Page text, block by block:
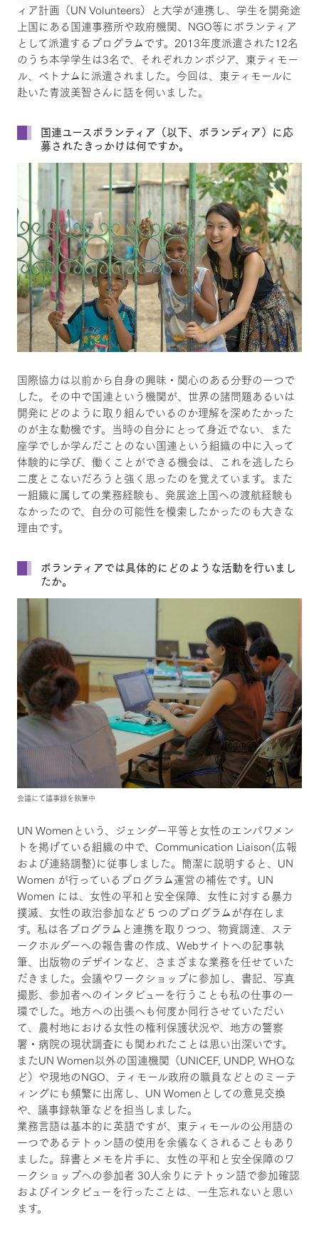
ィア計画（UN Volunteers）と大学が連携し、学生を開発途
上国にある国連事務所や政府機関、NGO等にボランティア
として派遣するプログラムです。2013年度派遣された12名
のうち本学学生は3名で、それぞれカンボジア、東ティモー
ル、ベトナムに派遣されました。今回は、東ティモールに
赴いた青波美智さんに話を伺いました。
国連ユースボランティア（以下、ボランディア）に応
募されたきっかけは何ですか。
国際協力は以前から自身の興味・関心のある分野の一つで
した。その中で国連という機関が、世界の諸問題あるいは
開発にどのように取り組んでいるのか理解を深めたかった
のが主な動機です。当時の自分にとって身近でない、また
座学でしか学んだことのない国連という組織の中に入って
体験的に学び、働くことができる機会は、これを逃したら
二度とこないだろうと強く思ったのを覚えています。また
一組織に属しての業務経験も、発展途上国への渡航経験も
なかったので、自分の可能性を模索したかったのも大きな
理由です。
ボランティアでは具体的にどのような活動を行いまし
たか。
会議にて議事録を執筆中
UN Womenという、ジェンダー平等と女性のエンパワメン
トを掲げている組織の中で、Communication Liaison(広報
および連絡調整)に従事しました。簡潔に説明すると、UN
Women が行っているプログラム運営の補佐です。UN
Women には、女性の平和と安全保障、女性に対する暴力
撲滅、女性の政治参加など 5 つのプログラムが存在しま
す。私は各プログラムと連携を取りつつ、物資調達、ステ
ークホルダーへの報告書の作成、Webサイトへの記事執
筆、出版物のデザインなど、さまざまな業務を任せていた
だきました。会議やワークショップに参加し、書記、写真
撮影、参加者へのインタビューを行うことも私の仕事の一
環でした。地方への出張へも何度か同行させていただい
て、農村地における女性の権利保護状況や、地方の警察
署・病院の現状調査にも関われたことは思い出深いです。
またUN Women以外の国連機関（UNICEF, UNDP, WHOな
ど）や現地のNGO、ティモール政府の職員などとのミーテ
ィングにも頻繁に出席し、UN Womenとしての意見交換
や、議事録執筆などを担当しました。
業務言語は基本的に英語ですが、東ティモールの公用語の
一つであるテトゥン語の使用を余儀なくされることもあり
ました。辞書とメモを片手に、女性の平和と安全保障のワ
ークショップへの参加者 30人余りにテトゥン語で参加確認
およびインタビューを行ったことは、一生忘れないと思い
ます。